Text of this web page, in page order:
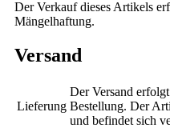
Der Verkauf dieses Artikels
Mängelhaftung.
Versand
Lieferung
Der Versand
Bestellung. Der
und befindet sich